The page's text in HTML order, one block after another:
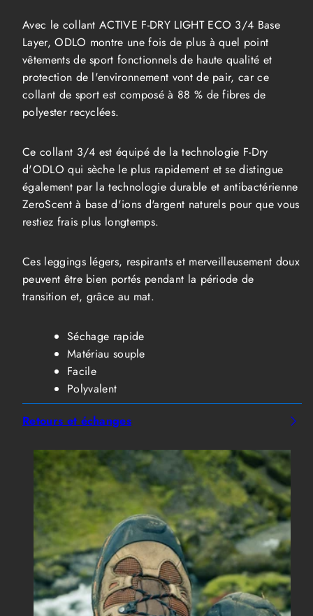
Light
3/4
Bottom
Femme
Light
Eco
3/4
Bottom
Femme
Avec le collant ACTIVE F-DRY LIGHT ECO 3/4 Base
Layer, ODLO montre une fois de plus à quel point
vêtements de sport fonctionnels de haute qualité et
protection de l'environnement vont de pair, car ce
collant de sport est composé à 88 % de fibres de
polyester recyclées.
Ce collant 3/4 est équipé de la technologie F-Dry
d'ODLO qui sèche le plus rapidement et se distingue
également par la technologie durable et antibactérienne
ZeroScent à base d'ions d'argent naturels pour que vous
restiez frais plus longtemps.
Ces leggings légers, respirants et merveilleusement doux
peuvent être bien portés pendant la période de
transition et, grâce au mat.
Séchage rapide
Matériau souple
Facile
Polyvalent
Retours et échanges